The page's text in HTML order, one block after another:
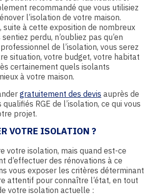
recommandé que vous utilisiez
l’isolation de votre maison.
suite à cette exposition de nombreux
perdu, n’oubliez pas qu’en
de l’isolation, vous serez
situation, votre budget, votre habitat
certainement quels isolants
à votre maison.
gratuitement des devis auprès de
RGE de l’isolation, ce qui vous
projet.
VOTRE ISOLATION ?
votre isolation, mais quand est-ce
d’effectuer des rénovations à ce
vous exposer les critères déterminant
attentif pour connaître l’état, en tout
votre isolation actuelle :